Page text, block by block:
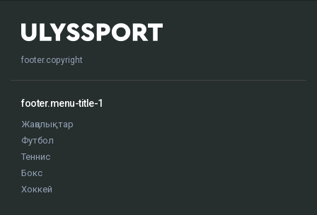
footer.copyright
footer.menu-title-1
Жаңалықтар
Футбол
Теннис
Бокс
Хоккей